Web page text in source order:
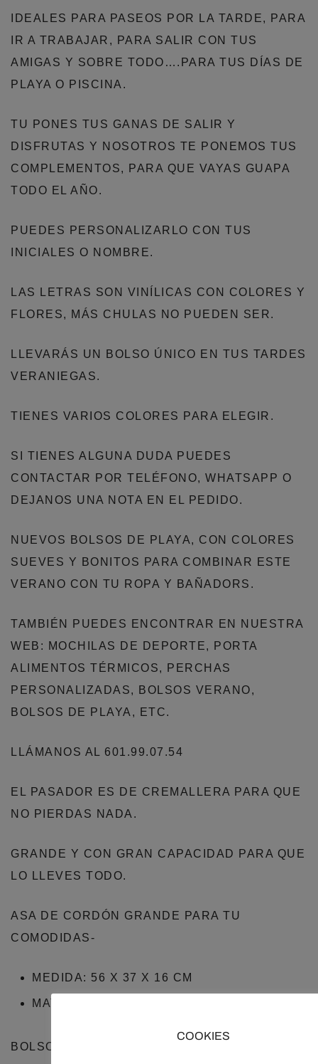
IDEALES PARA PASEOS POR LA TARDE, PARA
IR A TRABAJAR, PARA SALIR CON TUS
AMIGAS Y SOBRE TODO….PARA TUS DÍAS DE
PLAYA O PISCINA.
TU PONES TUS GANAS DE SALIR Y
DISFRUTAS Y NOSOTROS TE PONEMOS TUS
COMPLEMENTOS, PARA QUE VAYAS GUAPA
TODO EL AÑO.
PUEDES PERSONALIZARLO CON TUS
INICIALES O NOMBRE.
LAS LETRAS SON VINÍLICAS CON COLORES Y
FLORES, MÁS CHULAS NO PUEDEN SER.
LLEVARÁS UN BOLSO ÚNICO EN TUS TARDES
VERANIEGAS.
TIENES VARIOS COLORES PARA ELEGIR.
SI TIENES ALGUNA DUDA PUEDES
CONTACTAR POR TELÉFONO, WHATSAPP O
DEJANOS UNA NOTA EN EL PEDIDO.
NUEVOS BOLSOS DE PLAYA, CON COLORES
SUEVES Y BONITOS PARA COMBINAR ESTE
VERANO CON TU ROPA Y BAÑADORS.
TAMBIÉN PUEDES ENCONTRAR EN NUESTRA
WEB: MOCHILAS DE DEPORTE, PORTA
ALIMENTOS TÉRMICOS, PERCHAS
PERSONALIZADAS, BOLSOS VERANO,
BOLSOS DE PLAYA, ETC.
LLÁMANOS AL 601.99.07.54
EL PASADOR ES DE CREMALLERA PARA QUE
NO PIERDAS NADA.
GRANDE Y CON GRAN CAPACIDAD PARA QUE
LO LLEVES TODO.
ASA DE CORDÓN GRANDE PARA TU
COMODIDAS-
MEDIDA: 56 X 37 X 16 CM
MATERIAL SINTÉTICO
BOLSOS COLECCIÓN PRIMAVERA 2024
COOKIES